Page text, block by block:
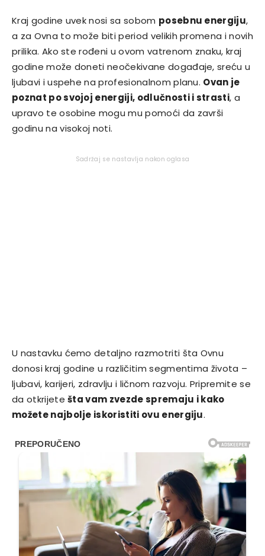
Kraj godine uvek nosi sa sobom posebnu energiju,
a za Ovna to može biti period velikih promena i novih
prilika. Ako ste rođeni u ovom vatrenom znaku, kraj
godine može doneti neočekivane događaje, sreću u
ljubavi i uspehe na profesionalnom planu. Ovan je
poznat po svojoj energiji, odlučnosti i strasti, a
upravo te osobine mogu mu pomoći da završi
godinu na visokoj noti.
Sadržaj se nastavlja nakon oglasa
U nastavku ćemo detaljno razmotriti šta Ovnu
donosi kraj godine u različitim segmentima života –
ljubavi, karijeri, zdravlju i ličnom razvoju. Pripremite se
da otkrijetešta vam zvezde spremaju i kako
možete najbolje iskoristiti ovu energiju.